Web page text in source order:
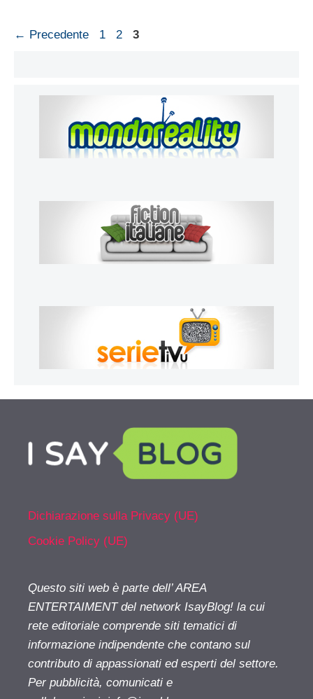
← Precedente Pagina
1 Pagina
2 Pagina
3
Dichiarazione sulla Privacy (UE)
Cookie Policy (UE)
Questo siti web è parte dell’ AREA
ENTERTAIMENT del network IsayBlog! la cui
rete editoriale comprende siti tematici di
informazione indipendente che contano sul
contributo di appassionati ed esperti del settore.
Per pubblicità, comunicati e